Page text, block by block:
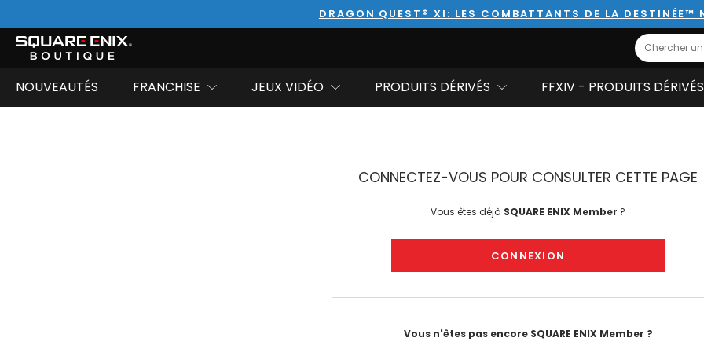
DRAGON QUEST® XI: LES COMBATTANTS DE LA DESTINÉE™
Search
NOUVEAUTÉS FRANCHISE JEUX VIDÉO PRODUITS DÉRIVÉS FFXIV - PRODUITS DÉRIVÉS
CONNECTEZ-VOUS POUR CONSULTER CETTE PAGE
Vous êtes déjà SQUARE ENIX Member ?
CONNEXION
Vous n'êtes pas encore SQUARE ENIX Member ?